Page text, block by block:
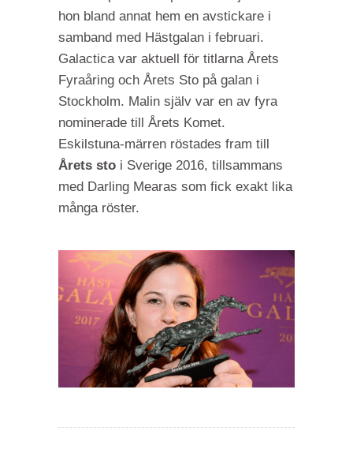
hon bland annat hem en avstickare i
samband med Hästgalan i februari.
Galactica var aktuell för titlarna Årets
Fyraåring och Årets Sto på galan i
Stockholm. Malin själv var en av fyra
nominerade till Årets Komet.
Eskilstuna-märren röstades fram till
Årets sto i Sverige 2016, tillsammans
med Darling Mearas som fick exakt lika
många röster.